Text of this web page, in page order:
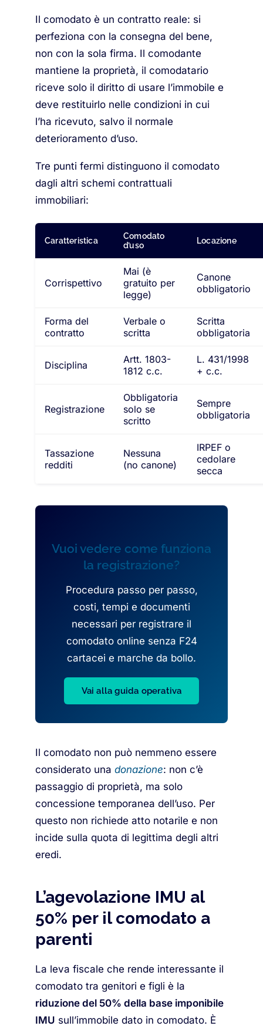
Il comodato è un contratto reale: si
perfeziona con la consegna del bene,
non con la sola firma. Il comodante
mantiene la proprietà, il comodatario
riceve solo il diritto di usare l’immobile e
deve restituirlo nelle condizioni in cui
l’ha ricevuto, salvo il normale
deterioramento d’uso.
Tre punti fermi distinguono il comodato
dagli altri schemi contrattuali
immobiliari:
Caratteristica
Comodato
d’uso
Locazione
Corrispettivo
Mai (è
gratuito per
legge)
Canone
obbligatorio
Forma del
contratto
Verbale o
scritta
Scritta
obbligatoria
Disciplina
Artt. 1803-
1812 c.c.
L. 431/1998
+ c.c.
Registrazione
Obbligatoria
solo se
scritto
Sempre
obbligatoria
Tassazione
redditi
Nessuna
(no canone)
IRPEF o
cedolare
secca
Vuoi vedere come funziona
la registrazione?
Procedura passo per passo,
costi, tempi e documenti
necessari per registrare il
comodato online senza F24
cartacei e marche da bollo.
Vai alla guida operativa
Il comodato non può nemmeno essere
considerato una donazione: non c’è
passaggio di proprietà, ma solo
concessione temporanea dell’uso. Per
questo non richiede atto notarile e non
incide sulla quota di legittima degli altri
eredi.
L’agevolazione IMU al
50% per il comodato a
parenti
La leva fiscale che rende interessante il
comodato tra genitori e figli è la
riduzione del 50% della base imponibile
IMU sull’immobile dato in comodato. È